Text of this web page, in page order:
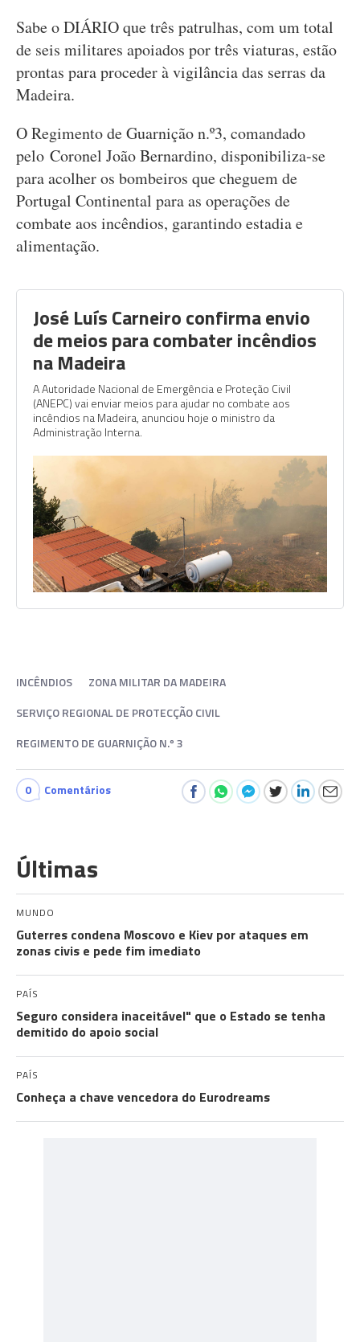
Sabe o DIÁRIO que três patrulhas, com um total
de seis militares apoiados por três viaturas, estão
prontas para proceder à vigilância das serras da
Madeira.
O Regimento de Guarnição n.º3, comandado
pelo Coronel João Bernardino, disponibiliza-se
para acolher os bombeiros que cheguem de
Portugal Continental para as operações de
combate aos incêndios, garantindo estadia e
alimentação.
José Luís Carneiro confirma envio
de meios para combater incêndios
na Madeira
A Autoridade Nacional de Emergência e Proteção Civil
(ANEPC) vai enviar meios para ajudar no combate aos
incêndios na Madeira, anunciou hoje o ministro da
Administração Interna.
INCÊNDIOS
ZONA MILITAR DA MADEIRA
SERVIÇO REGIONAL DE PROTECÇÃO CIVIL
REGIMENTO DE GUARNIÇÃO N.º 3
0 Comentários
Últimas
MUNDO
Guterres condena Moscovo e Kiev por ataques em
zonas civis e pede fim imediato
PAÍS
Seguro considera inaceitável" que o Estado se tenha
demitido do apoio social
PAÍS
Conheça a chave vencedora do Eurodreams